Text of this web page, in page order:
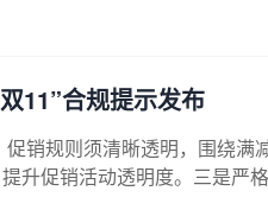
11”合规提示发布
促销规则须清晰透明，围绕
升促销活动透明度。三是严